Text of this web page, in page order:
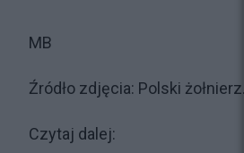
MB
Źródło zdjęcia: Polski
Czytaj dalej: